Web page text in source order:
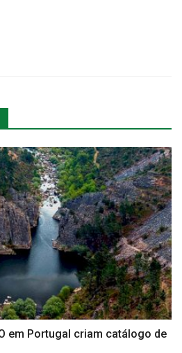
em Portugal criam catálogo de